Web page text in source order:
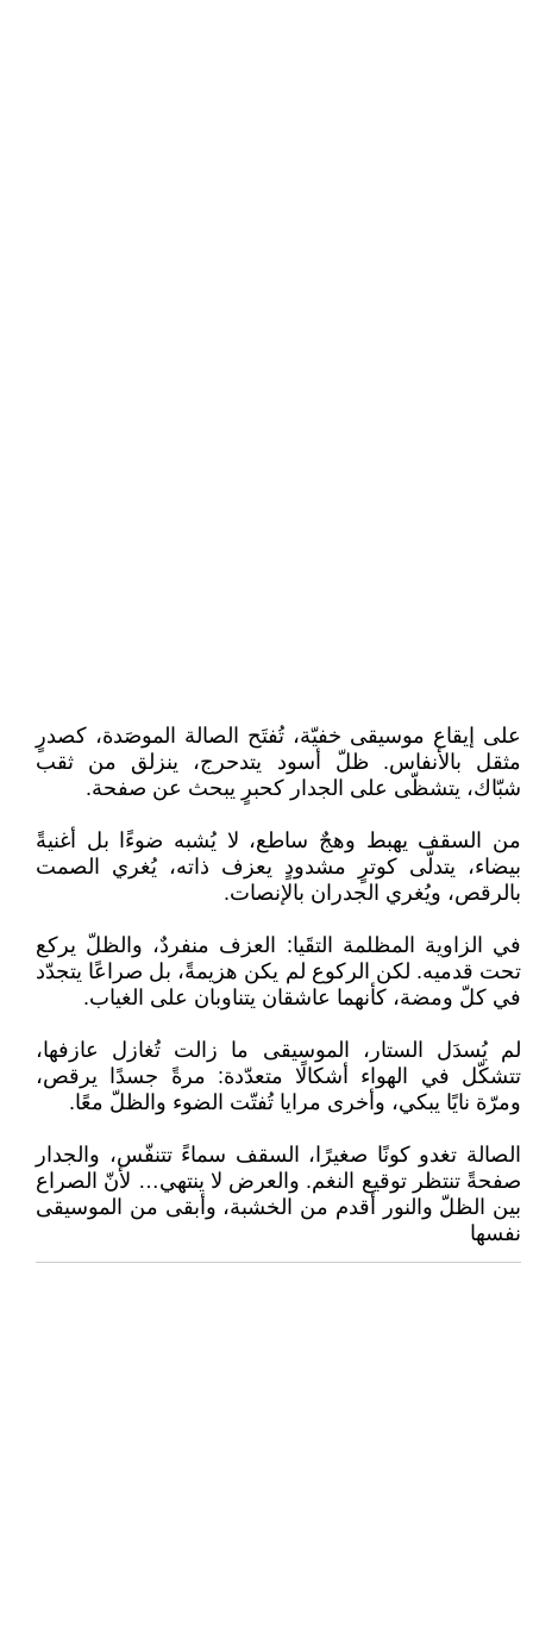
على إيقاع موسيقى خفيّة، تُفتَح الصالة الموصَدة، كصدرٍ
مثقل بالأنفاس. ظلّ أسود يتدحرج، ينزلق من ثقب
شبّاك، يتشظّى على الجدار كحبرٍ يبحث عن صفحة.
من السقف يهبط وهجٌ ساطع، لا يُشبه ضوءًا بل أغنيةً
بيضاء، يتدلّى كوترٍ مشدودٍ يعزف ذاته، يُغري الصمت
بالرقص، ويُغري الجدران بالإنصات.
في الزاوية المظلمة التقَيا: العزف منفردٌ، والظلّ يركع
تحت قدميه. لكن الركوع لم يكن هزيمةً، بل صراعًا يتجدّد
في كلّ ومضة، كأنهما عاشقان يتناوبان على الغياب.
لم يُسدَل الستار، الموسيقى ما زالت تُغازل عازفها،
تتشكّل في الهواء أشكالًا متعدّدة: مرةً جسدًا يرقص،
ومرّة نايًا يبكي، وأخرى مرايا تُفتّت الضوء والظلّ معًا.
الصالة تغدو كونًا صغيرًا، السقف سماءً تتنفّس، والجدار
صفحةً تنتظر توقيع النغم. والعرض لا ينتهي… لأنّ الصراع
بين الظلّ والنور أقدم من الخشبة، وأبقى من الموسيقى
نفسها